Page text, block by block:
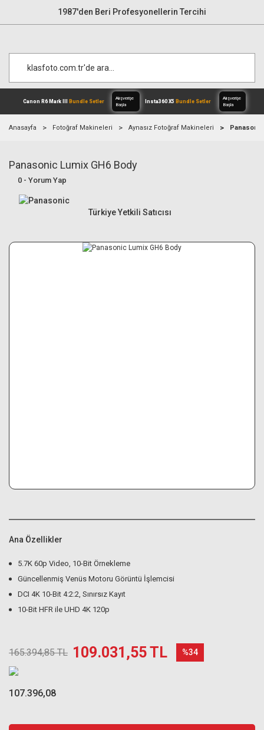
1987'den Beri Profesyonellerin Tercihi
Canon R6 Mark IIIBundle Setler
Anasayfa Fotoğraf Makineleri Aynasız Fotoğraf Makineleri
Panasonic Lumix GH6 Body
0 - Yorum Yap
Türkiye Yetkili Satıcısı
Ana Özellikler
5.7K 60p Video, 10-Bit Örnekleme
Güncellenmiş Venüs Motoru Görüntü İşlemcisi
DCI 4K 10-Bit 4:2:2, Sınırsız Kayıt
10-Bit HFR ile UHD 4K 120p
165.394,85 TL 109.031,55 TL %34
107.396,08